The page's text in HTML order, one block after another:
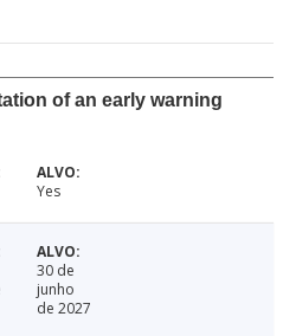
of an early warning
Yes
30 de
junho
de 2027